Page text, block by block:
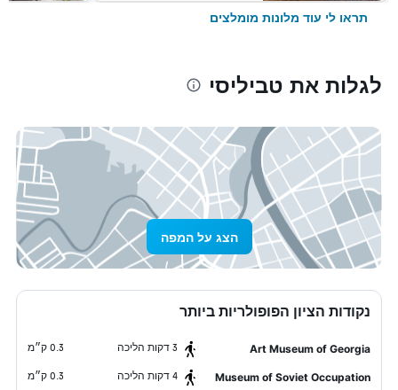
תראו לי עוד מלונות מומלצים
לגלות את טביליסי
הצג על המפה
נקודות הציון הפופולריות ביותר
Art Museum of Georgia 3 דקות הליכה 0.3 ק״מ
Museum of Soviet Occupation 4 דקות הליכה 0.3 ק״מ